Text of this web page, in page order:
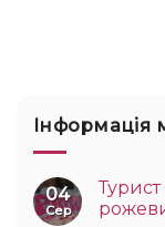
Інформація
04
Сер
Турист